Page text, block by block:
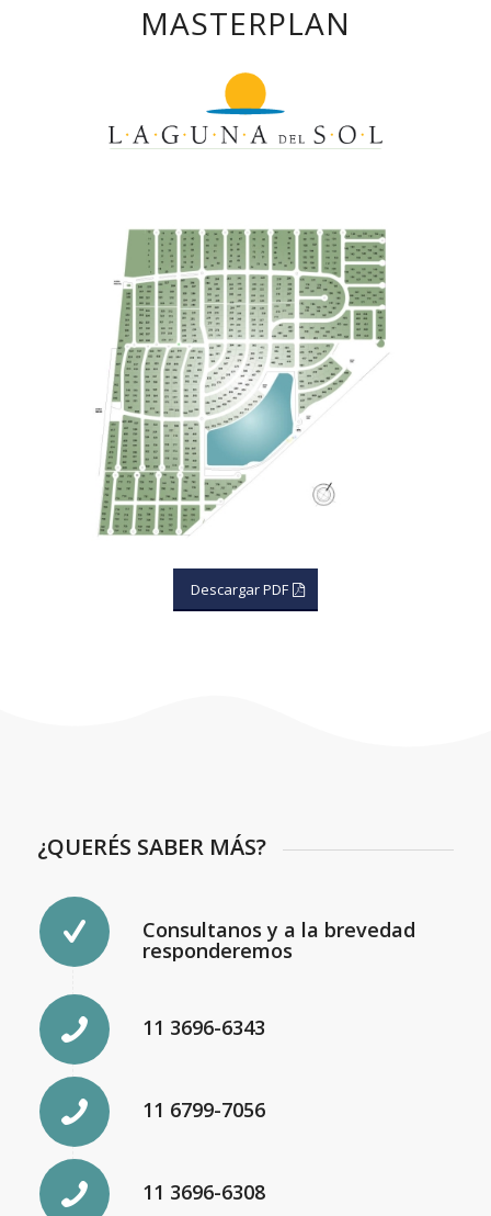
MASTERPLAN
Descargar PDF
¿QUERÉS SABER MÁS?
Consultanos y a la brevedad
responderemos
11 3696-6343
11 6799-7056
11 3696-6308